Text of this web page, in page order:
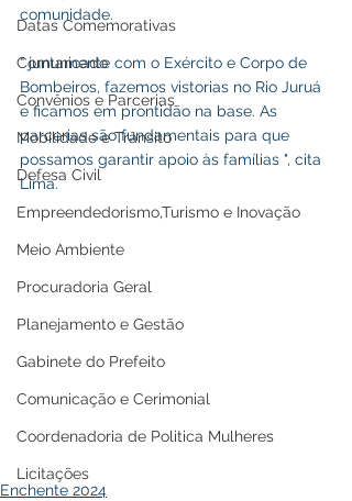
Datas Comemorativas
Comunicado
Convênios e Parcerias
Mobilidade e Trânsito
Defesa Civil
Empreendedorismo,Turismo e Inovação
Meio Ambiente
Procuradoria Geral
Planejamento e Gestão
Gabinete do Prefeito
Comunicação e Cerimonial
Coordenadoria de Politica Mulheres
Licitações
comunidade.
“ juntamente com o Exército e Corpo de
Bombeiros, fazemos vistorias no Rio Juruá
e ficamos em prontidão na base. As
parcerias são fundamentais para que
possamos garantir apoio às famílias ", cita
Lima.
Enchente 2024